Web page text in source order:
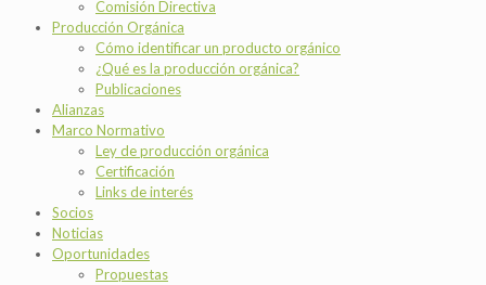
Comisión Directiva
Producción Orgánica
Cómo identificar un producto orgánico
¿Qué es la producción orgánica?
Publicaciones
Alianzas
Marco Normativo
Ley de producción orgánica
Certificación
Links de interés
Socios
Noticias
Oportunidades
Propuestas